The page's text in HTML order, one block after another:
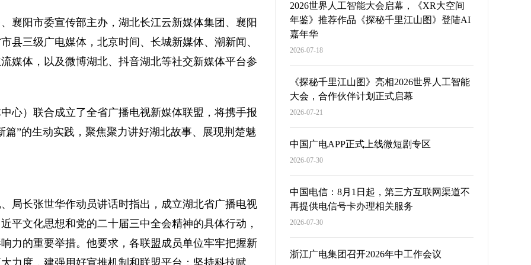
襄阳市委宣传部主办，湖北长江云新媒体集团、襄阳
县三级广电媒体，北京时间、长城新媒体、潮新闻、
媒体，以及微博湖北、抖音湖北等社交新媒体平台参
心）联合成立了全省广播电视新媒体联盟，将携手报
”的生动实践，聚焦聚力讲好湖北故事、展现荆楚魅
局长张世华作动员讲话时指出，成立湖北省广播电视
平文化思想和党的二十届三中全会精神的具体行动，
力的重要举措。他要求，各联盟成员单位牢牢把握新
力度，建强用好宣推机制和联盟平台；坚持科技赋
2026世界人工智能大会启幕，《XR大空间
年鉴》推荐作品《探秘千里江山图》登陆AI
嘉年华
2026-07-18
《探秘千里江山图》亮相2026世界人工智能
大会，合作伙伴计划正式启幕
2026-07-21
中国广电APP正式上线微短剧专区
2026-07-30
中国电信：8月1日起，第三方互联网渠道不
再提供电信号卡办理相关服务
2026-07-30
浙江广电集团召开2026年中工作会议